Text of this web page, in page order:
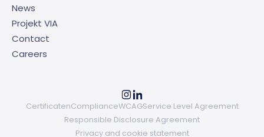
News
Projekt VIA
Contact
Careers
CertificatenComplianceWCAGService Level Agreement
Responsible Disclosure Agreement
Privacy and cookie statement